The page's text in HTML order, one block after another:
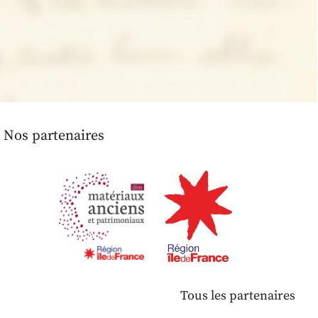
Nos partenaires
Tous les partenaires